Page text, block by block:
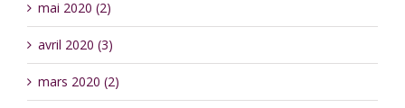
mai 2020 (2)
avril 2020 (3)
mars 2020 (2)